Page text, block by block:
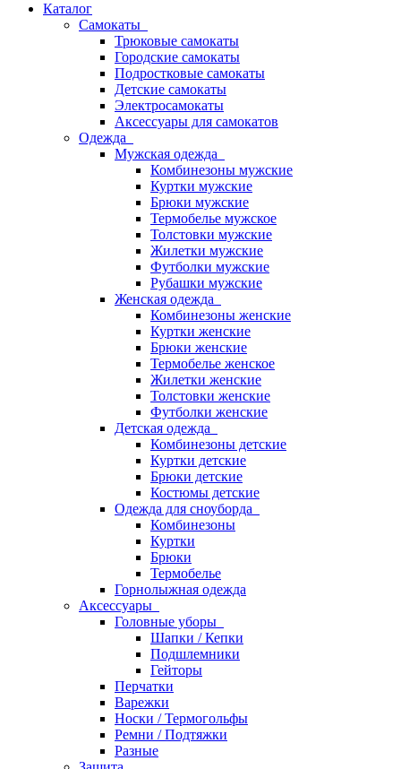
Каталог
Самокаты
Трюковые самокаты
Городские самокаты
Подростковые самокаты
Детские самокаты
Электросамокаты
Аксессуары для самокатов
Одежда
Мужская одежда
Комбинезоны мужские
Куртки мужские
Брюки мужские
Термобелье мужское
Толстовки мужские
Жилетки мужские
Футболки мужские
Рубашки мужские
Женская одежда
Комбинезоны женские
Куртки женские
Брюки женские
Термобелье женское
Жилетки женские
Толстовки женские
Футболки женские
Детская одежда
Комбинезоны детские
Куртки детские
Брюки детские
Костюмы детские
Одежда для сноуборда
Комбинезоны
Куртки
Брюки
Термобелье
Горнолыжная одежда
Аксессуары
Головные уборы
Шапки / Кепки
Подшлемники
Гейторы
Перчатки
Варежки
Носки / Термогольфы
Ремни / Подтяжки
Разные